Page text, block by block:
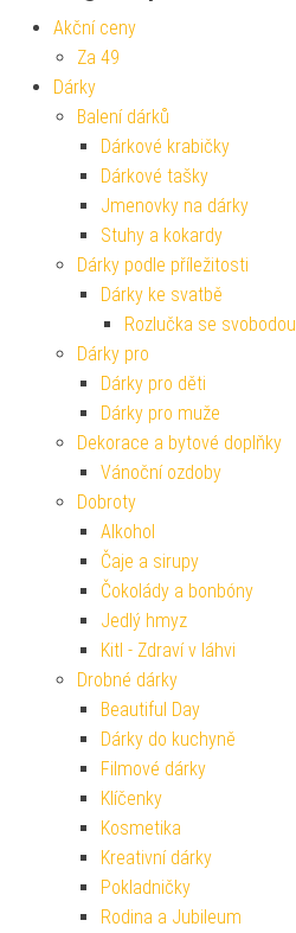
Akční ceny
Za 49
Dárky
Balení dárků
Dárkové krabičky
Dárkové tašky
Jmenovky na dárky
Stuhy a kokardy
Dárky podle příležitosti
Dárky ke svatbě
Rozlučka se svobodou
Dárky pro
Dárky pro děti
Dárky pro muže
Dekorace a bytové doplňky
Vánoční ozdoby
Dobroty
Alkohol
Čaje a sirupy
Čokolády a bonbóny
Jedlý hmyz
Kitl - Zdraví v láhvi
Drobné dárky
Beautiful Day
Dárky do kuchyně
Filmové dárky
Klíčenky
Kosmetika
Kreativní dárky
Pokladničky
Rodina a Jubileum